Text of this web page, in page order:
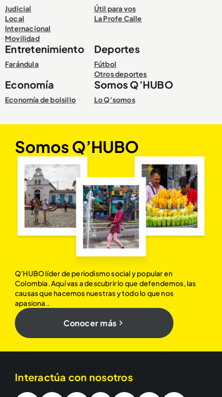
Judicial
Local
Internacional
Movilidad
Útil para vos
La Profe Calle
Entretenimiento
Farándula
Deportes
Fútbol
Otros deportes
Economía
Economía de bolsillo
Somos Q’HUBO
Lo Q’somos
Somos Q’HUBO
Q’HUBO líder de periodismo social y popular en
Colombia. Aquí vas a descubrir lo que defendemos, las
causas que hacemos nuestras y todo lo que nos
apasiona..
Conocer más
Interactúa con nosotros